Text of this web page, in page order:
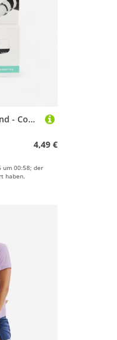
Padel Overgrip Griffband - Comfort Dry weiss
4,49 €
um 00:58; der
haben.